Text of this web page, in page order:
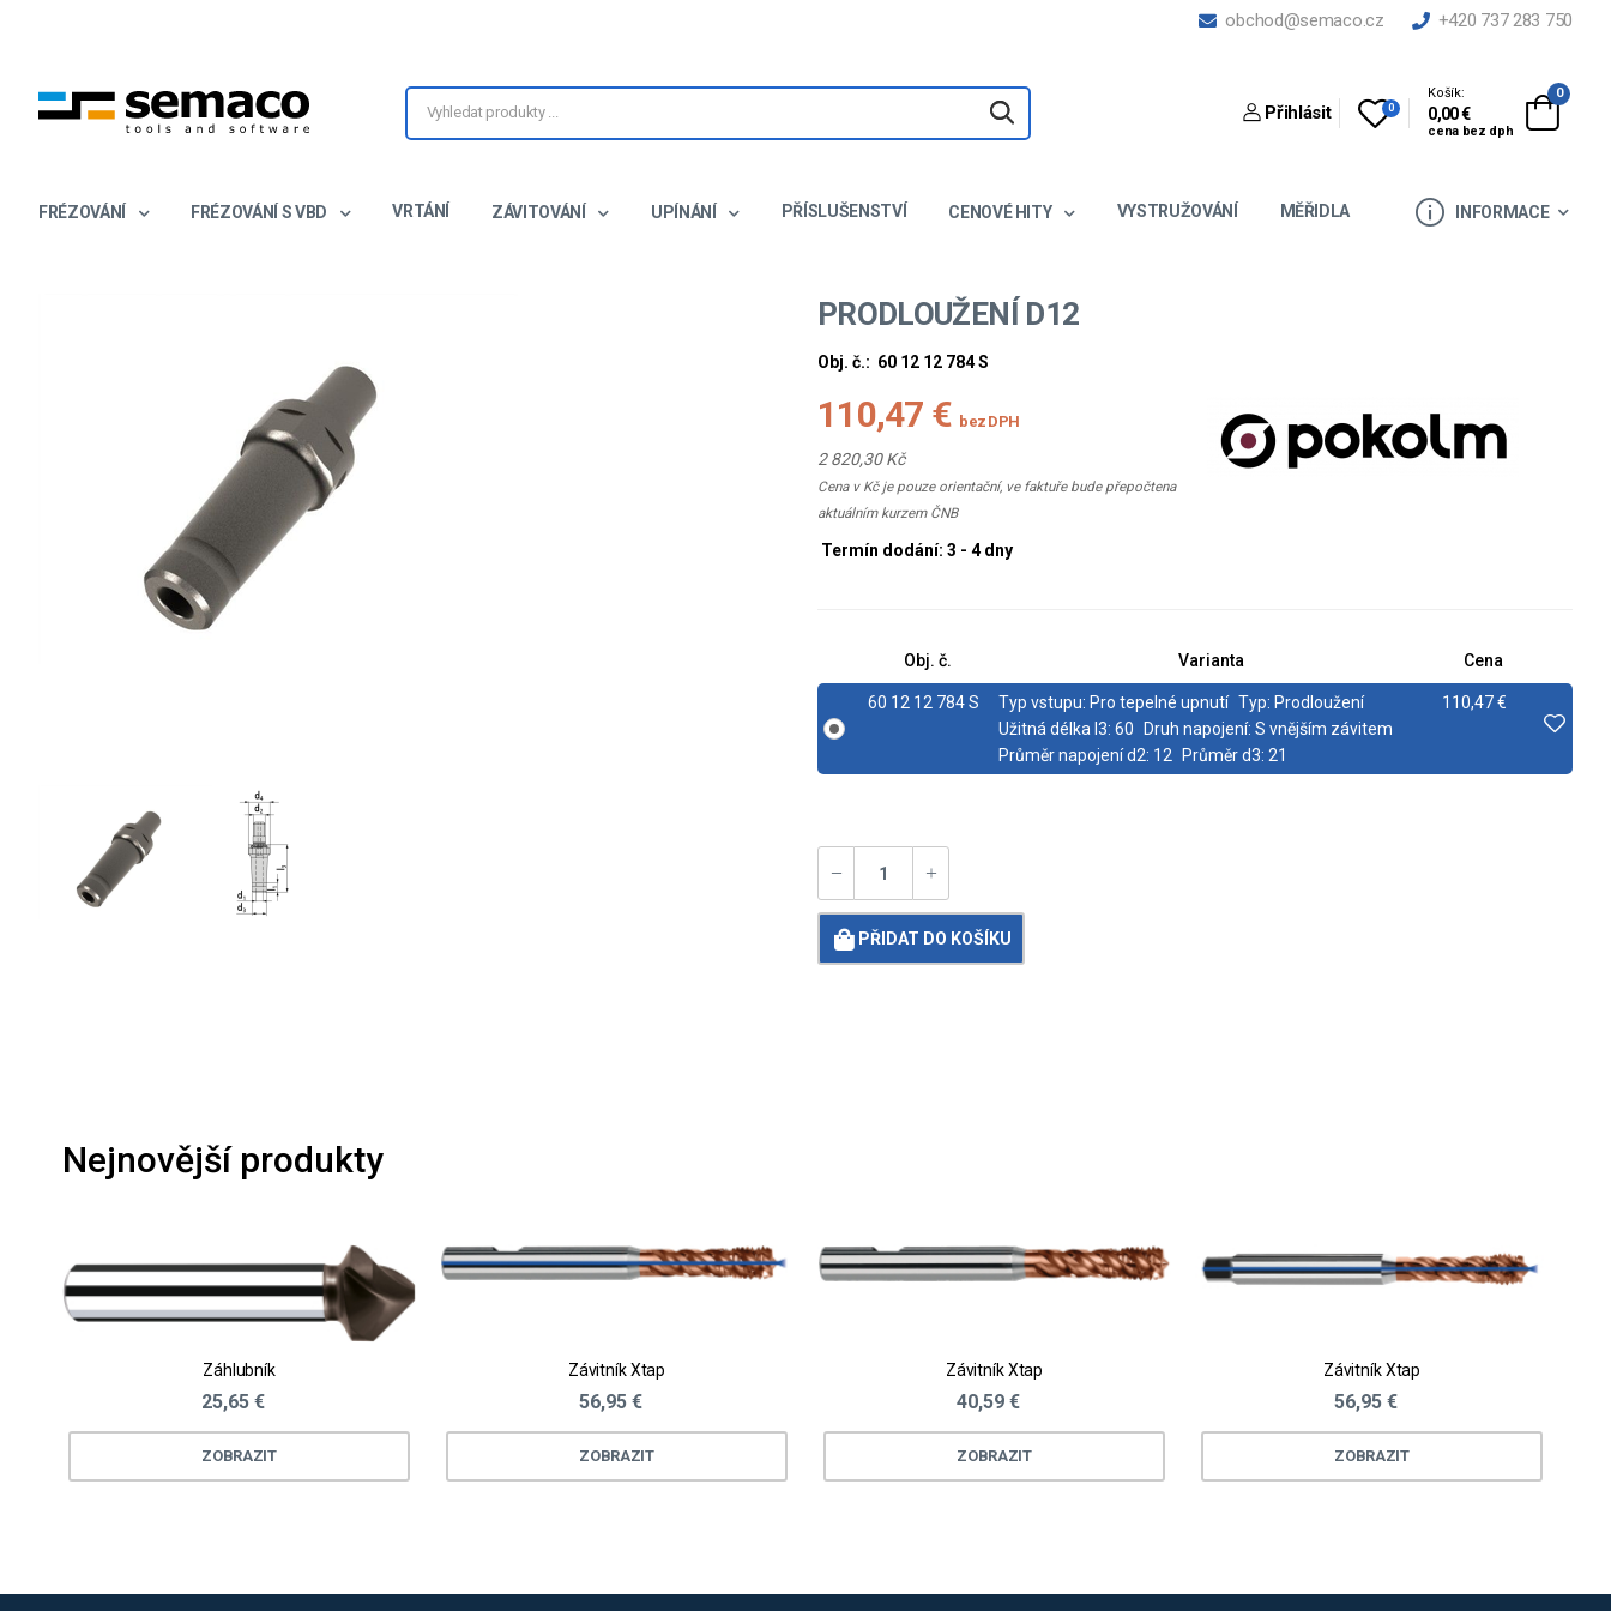
obchod@semaco.cz +420 737 283 750
Přihlásit 0
Košík:
0,00 €
cena bez dph
0
FRÉZOVÁNÍ FRÉZOVÁNÍ S VBD VRTÁNÍ ZÁVITOVÁNÍ UPÍNÁNÍ PŘÍSLUŠENSTVÍ CENOVÉ HITY VYSTRUŽOVÁNÍ MĚŘIDLA INFORMACE
PRODLOUŽENÍ D12
Obj. č.: 60 12 12 784 S
110,47 € bez DPH
2 820,30 Kč
Cena v Kč je pouze orientační, ve faktuře bude přepočtena
aktuálním kurzem ČNB
Termín dodání: 3 - 4 dny
Obj. č. Varianta Cena
60 12 12 784 S Typ vstupu: Pro tepelné upnutí Typ: Prodloužení
Užitná délka l3: 60 Druh napojení: S vnějším závitem
Průměr napojení d2: 12 Průměr d3: 21
110,47 €
PŘIDAT DO KOŠÍKU
Nejnovější produkty
Záhlubník
25,65 €
ZOBRAZIT
Závitník Xtap
56,95 €
ZOBRAZIT
Závitník Xtap
40,59 €
ZOBRAZIT
Závitník Xtap
56,95 €
ZOBRAZIT